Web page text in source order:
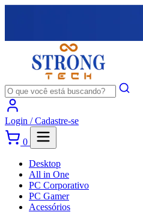
Login /Cadastre-se
0
Desktop
All in One
PC Corporativo
PC Gamer
Acessórios